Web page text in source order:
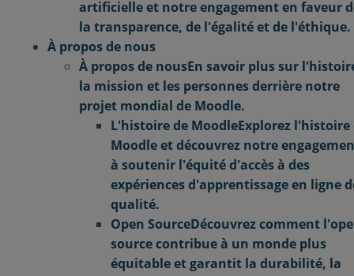
artificielle et notre engagement en faveur
la transparence, de l'égalité et de l'éthique.
À propos de nous
À propos de nousEn savoir plus sur
la mission et les personnes derrière notre
projet mondial de Moodle.
L'histoire de MoodleExplorez l'histoire
Moodle et découvrez notre
à soutenir l'équité d'accès à des
expériences d'apprentissage en ligne
qualité.
Open SourceDécouvrez comment
source contribue à un monde plus
équitable et garantit la durabilité, la